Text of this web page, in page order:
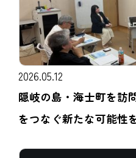
2026.05.12
隠岐の島・海士町を訪
をつなぐ新たな可能性